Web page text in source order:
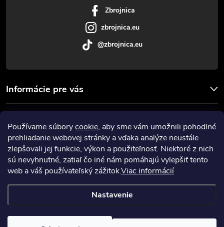
Používame súborycookie, aby sme vám umožnili pohodlné
prehliadanie webovej stránky a vďaka analýze neustále
zlepšovali jej funkcie, výkon a použiteľnosť. Niektoré z nich
sú nevyhnutné, zatiaľ čo iné nám pomáhajú vylepšiť tento
web a váš používateľský zážitok.Viac informácií
Nastavenie
Informácie pre vás
Prijímame online platby
Zbrojnica
zbrojnica.eu
@zbrojnica.eu
cookies